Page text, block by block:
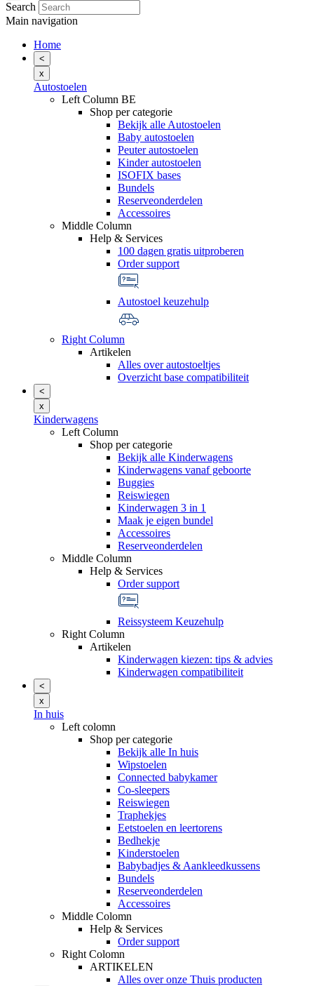
Search
Main navigation
Home
<
x
Autostoelen
Left Column BE
Shop per categorie
Bekijk alle Autostoelen
Baby autostoelen
Peuter autostoelen
Kinder autostoelen
ISOFIX bases
Bundels
Reserveonderdelen
Accessoires
Middle Column
Help & Services
100 dagen gratis uitproberen
Order support
Autostoel keuzehulp
Right Column
Artikelen
Alles over autostoeltjes
Overzicht base compatibiliteit
<
x
Kinderwagens
Left Column
Shop per categorie
Bekijk alle Kinderwagens
Kinderwagens vanaf geboorte
Buggies
Reiswiegen
Kinderwagen 3 in 1
Maak je eigen bundel
Accessoires
Reserveonderdelen
Middle Column
Help & Services
Order support
Reissysteem Keuzehulp
Right Column
Artikelen
Kinderwagen kiezen: tips & advies
Kinderwagen compatibiliteit
<
x
In huis
Left colomn
Shop per categorie
Bekijk alle In huis
Wipstoelen
Connected babykamer
Co-sleepers
Reiswiegen
Traphekjes
Eetstoelen en leertorens
Bedhekje
Kinderstoelen
Babybadjes & Aankleedkussens
Bundels
Reserveonderdelen
Accessoires
Middle Colomn
Help & Services
Order support
Right Colomn
ARTIKELEN
Alles over onze Thuis producten